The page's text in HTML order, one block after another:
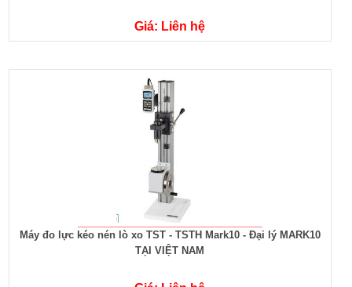
Giá: Liên hệ
Máy đo lực kéo nén lò xo TST - TSTH Mark10 - Đại lý MARK10
TẠI VIỆT NAM